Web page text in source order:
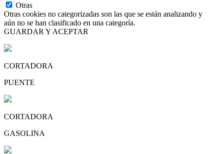
Otras
Otras cookies no categorizadas son las que se están analizando y
aún no se han clasificado en una categoría.
GUARDAR Y ACEPTAR
CORTADORA
PUENTE
CORTADORA
GASOLINA